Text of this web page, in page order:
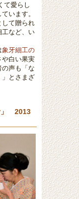
て愛らし
います。
して贈られ
工など、い
象牙細工の
白い果実
声も「な
」とさまざ
」 2013